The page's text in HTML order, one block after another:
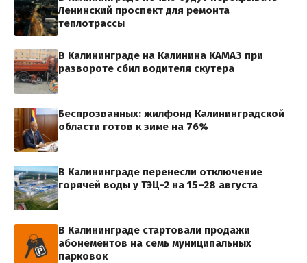
Ленинский проспект для ремонта
теплотрассы
В Калининграде на Калинина КАМАЗ при
развороте сбил водителя скутера
Беспрозванных: жилфонд Калининградской
области готов к зиме на 76%
В Калининграде перенесли отключение
горячей воды у ТЭЦ-2 на 15–28 августа
В Калининграде стартовали продажи
абонементов на семь муниципальных
парковок